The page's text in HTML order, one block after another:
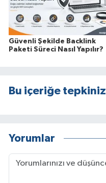
Güvenli Şekilde Backlink
Paketi Süreci Nasıl Yapılır?
Bu içeriğe tepkiniz
Yorumlar